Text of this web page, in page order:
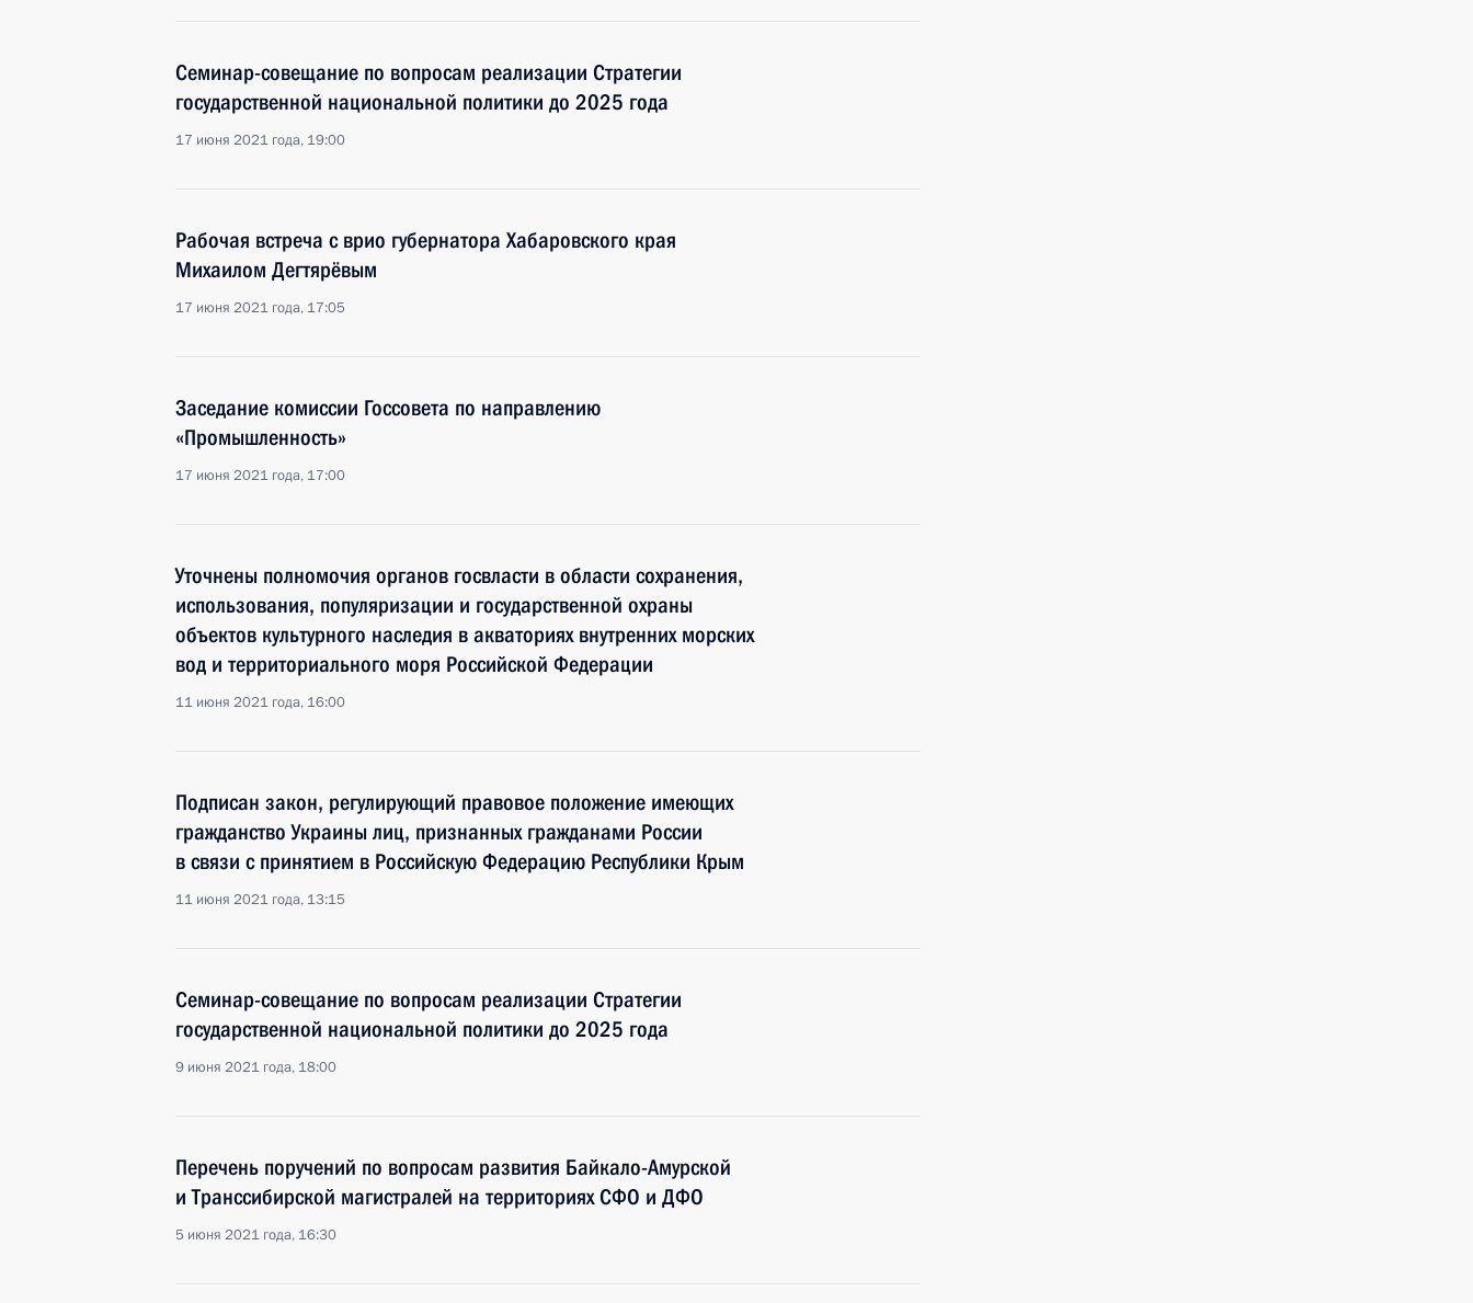
Семинар-совещание по вопросам реализации Стратегии
государственной национальной политики до 2025 года
17 июня 2021 года, 19:00
Рабочая встреча с врио губернатора Хабаровского края
Михаилом Дегтярёвым
17 июня 2021 года, 17:05
Заседание комиссии Госсовета по направлению
«Промышленность»
17 июня 2021 года, 17:00
Уточнены полномочия органов госвласти в области сохранения,
использования, популяризации и государственной охраны
объектов культурного наследия в акваториях внутренних морских
вод и территориального моря Российской Федерации
11 июня 2021 года, 16:00
Подписан закон, регулирующий правовое положение имеющих
гражданство Украины лиц, признанных гражданами России
в связи с принятием в Российскую Федерацию Республики Крым
11 июня 2021 года, 13:15
Семинар-совещание по вопросам реализации Стратегии
государственной национальной политики до 2025 года
9 июня 2021 года, 18:00
Перечень поручений по вопросам развития Байкало-Амурской
и Транссибирской магистралей на территориях СФО и ДФО
5 июня 2021 года, 16:30